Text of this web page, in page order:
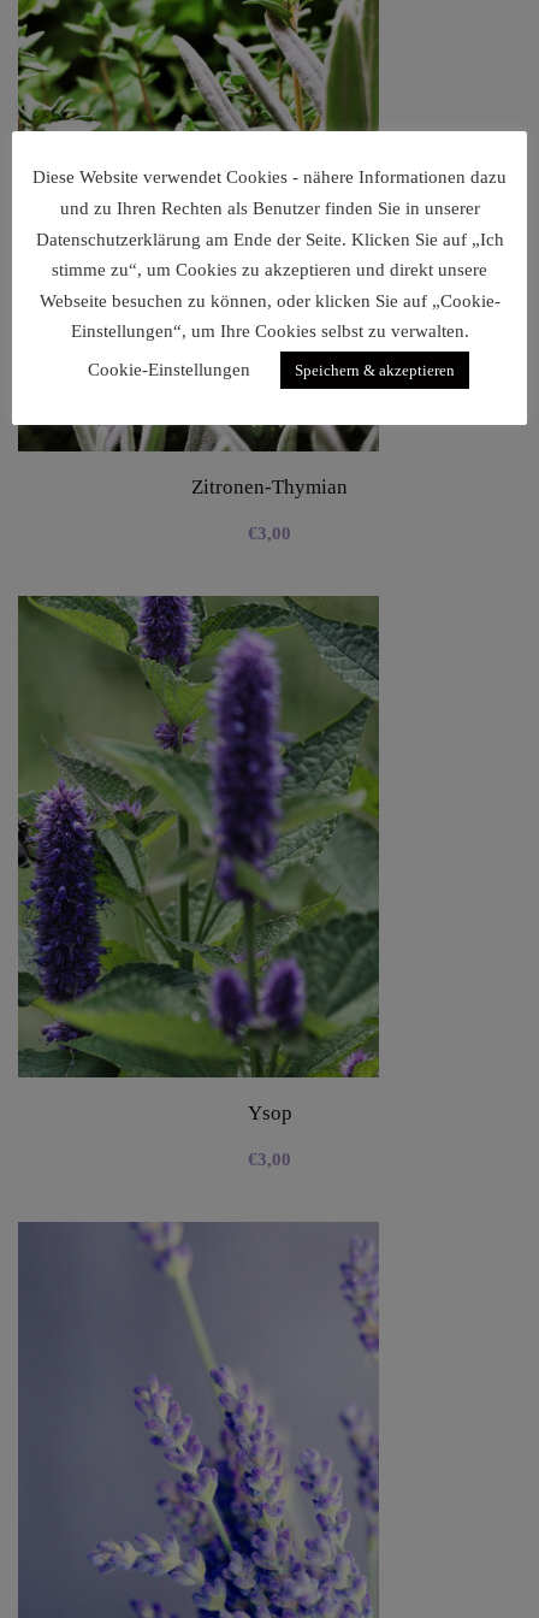
Zitronen-Thymian
€3,00
Ysop
€3,00
Diese Website verwendet Cookies - nähere Informationen dazu
und zu Ihren Rechten als Benutzer finden Sie in unserer
Datenschutzerklärung am Ende der Seite. Klicken Sie auf „Ich
stimme zu“, um Cookies zu akzeptieren und direkt unsere
Webseite besuchen zu können, oder klicken Sie auf „Cookie-
Einstellungen“, um Ihre Cookies selbst zu verwalten.
Cookie-Einstellungen
Speichern & akzeptieren